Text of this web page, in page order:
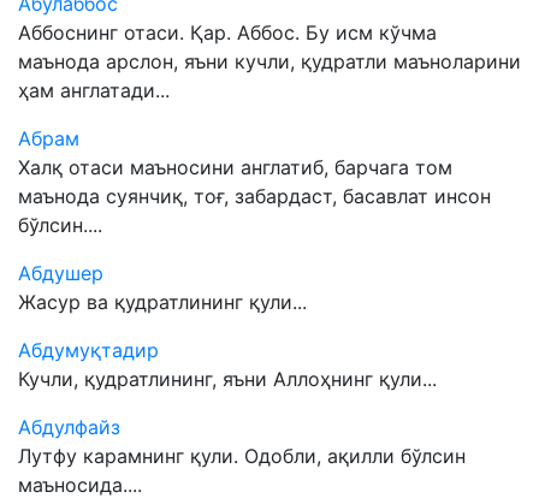
Аббоснинг отаси. Қар. Аббос. Бу исм кўчма
маънода арслон, яъни кучли, қудратли маъноларини
ҳам англатади...
Абрам
Халқ отаси маъносини англатиб, барчага том
маънода суянчиқ, тоғ, забардаст, басавлат инсон
бўлсин....
Абдушер
Жасур ва қудратлининг қули...
Абдумуқтадир
Кучли, қудратлининг, яъни Аллоҳнинг қули...
Абдулфайз
Лутфу карамнинг қули. Одобли, ақилли бўлсин
маъносида....